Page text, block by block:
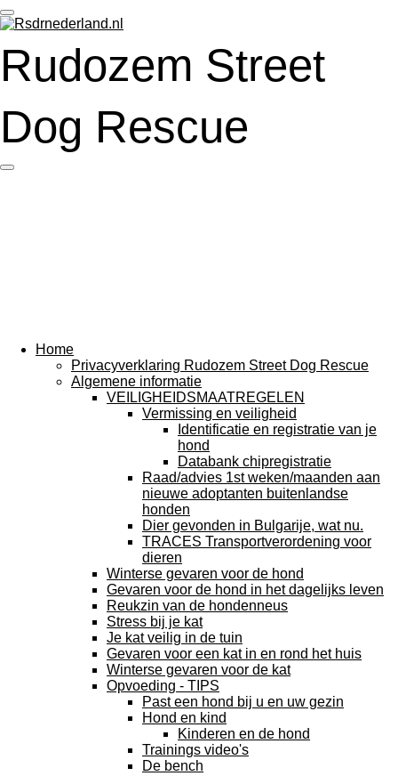
Ga
direct
naar
de
hoofdinhoud
Rudozem Street
Dog Rescue
Home
Privacyverklaring Rudozem Street Dog Rescue
Algemene informatie
VEILIGHEIDSMAATREGELEN
Vermissing en veiligheid
Identificatie en registratie van je
hond
Databank chipregistratie
Raad/advies 1st weken/maanden aan
nieuwe adoptanten buitenlandse
honden
Dier gevonden in Bulgarije, wat nu.
TRACES Transportverordening voor
dieren
Winterse gevaren voor de hond
Gevaren voor de hond in het dagelijks leven
Reukzin van de hondenneus
Stress bij je kat
Je kat veilig in de tuin
Gevaren voor een kat in en rond het huis
Winterse gevaren voor de kat
Opvoeding - TIPS
Past een hond bij u en uw gezin
Hond en kind
Kinderen en de hond
Trainings video's
De bench